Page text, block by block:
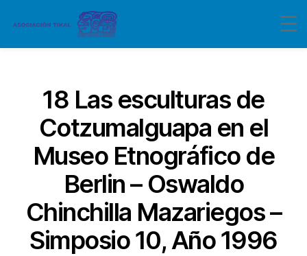
18 Las esculturas de
Cotzumalguapa en el
Museo Etnográfico de
Berlin – Oswaldo
Chinchilla Mazariegos –
Simposio 10, Año 1996